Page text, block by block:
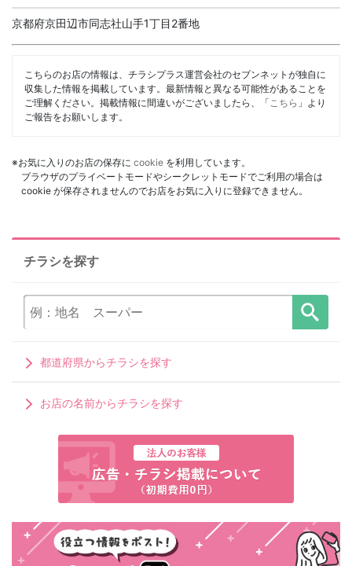
京都府京田辺市同志社山手1丁目2番地
こちらのお店の情報は、チラシプラス運営会社のセブンネットが独自に
収集した情報を掲載しています。最新情報と異なる可能性があることを
ご理解ください。掲載情報に間違いがございましたら、「 こちら 」より
ご報告をお願いします。
※お気に入りのお店の保存に cookie を利用しています。
ブラウザのプライベートモードやシークレットモードでご利用の場合は
cookie が保存されませんのでお店をお気に入りに登録できません。
チラシを探す
都道府県からチラシを探す
お店の名前からチラシを探す